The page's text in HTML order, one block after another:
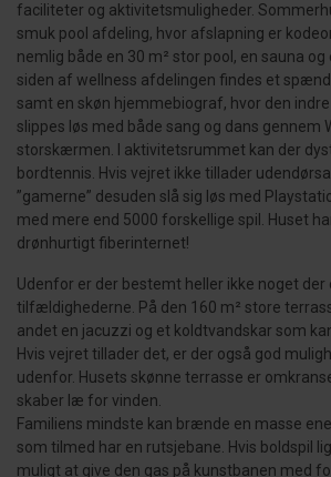
faciliteter og aktivitetsmuligheder.
smuk pool afdeling, hvor afslapning er
nemlig både en 30 m² stor pool, en sauna
siden af wellness afdelingen findes et
samt en skøn hjemmebiograf, hvor den
slippes løs med både sang og dans gennem
storskærmen. I aktivitetsrummet kan der
bordtennis. Hvis vejret ikke tillader
”gamerne” desuden slå sig løs med
med mere end 5000 forskellige spil. Huset
drønhurtigt fiberinternet!
Udenfor er der bestemt heller ikke noget der
tilfældighederne. På den 160 m² store
andet en jacuzzi og et koldtvandskar som
Hvis vejret tillader det, er der også god
udenfor. Husets skønne terrasse er
skaber læ for vinden.
Familiens mindste kan brænde en masse
som tilmed har en rutsjebane. Hvis boldspil
muligt at give den gas på kunstbanen med